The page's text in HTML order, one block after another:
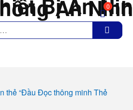
0
thẻ “Đầu Đọc thông minh Thẻ